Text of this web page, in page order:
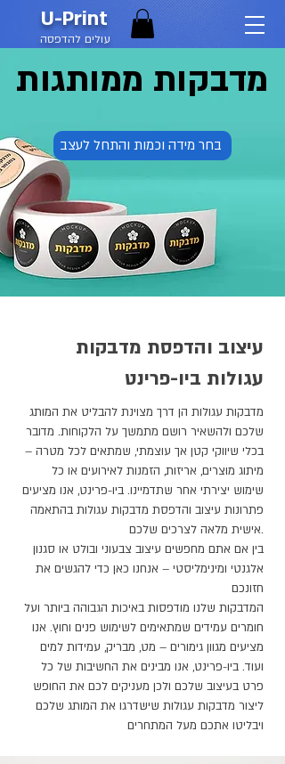
U-Print
עולים להדפסה
מדבקות ממותגות
בחר מידה וכמות והתחל לעצב
עיצוב והדפסת מדבקות
עגולות ביו-פרינט
מדבקות עגולות הן דרך מצוינת להבליט את המותג
שלכם ולהשאיר רושם מתמשך על הלקוחות. מדובר
בכלי שיווקי קטן אך עוצמתי, שמתאים לכל מטרה –
מיתוג מוצרים, אריזות, הזמנות לאירועים או כל
שימוש יצירתי אחר שתדמיינו. ביו-פרינט, אנו מציעים
פתרונות עיצוב והדפסת מדבקות עגולות בהתאמה
אישית מלאה לצרכים שלכם.
בין אם אתם מחפשים עיצוב צבעוני ובולט או סגנון
אלגנטי ומינימליסטי – אנחנו כאן כדי להגשים את
חזונכם
המדבקות שלנו מודפסות באיכות הגבוהה ביותר ועל
חומרים עמידים שמתאימים לשימוש פנים וחוץ. אנו
מציעים מגוון גימורים – מט, מבריק, עמידות למים
ועוד. ביו-פרינט, אנו מבינים את החשיבות של כל
פרט בעיצוב שלכם ולכן מעניקים לכם את החופש
ליצור מדבקות עגולות שישדרגו את המותג שלכם
ויבליטו אתכם מעל המתחרים